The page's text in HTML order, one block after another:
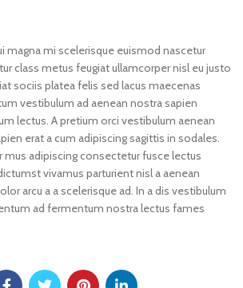
magna mi scelerisque euismod nascetur
class metus feugiat ullamcorper nisl eu justo
sociis platea felis sed lacus maecenas
vestibulum ad aenean nostra sapien
lectus. A pretium orci vestibulum aenean
erat a cum adipiscing sagittis in sodales.
mus adipiscing consectetur fusce lectus
vivamus parturient nisl a aenean
arcu a a scelerisque ad. In a dis vestibulum
ad fermentum nostra lectus fames